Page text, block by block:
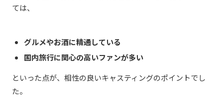
ては、
グルメやお酒に精通している
国内旅行に関心の高いファンが多い
といった点が、相性の良いキャスティングのポイントでし
た。